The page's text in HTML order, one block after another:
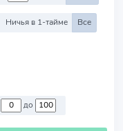
Ничья в 1-тайме Все
до